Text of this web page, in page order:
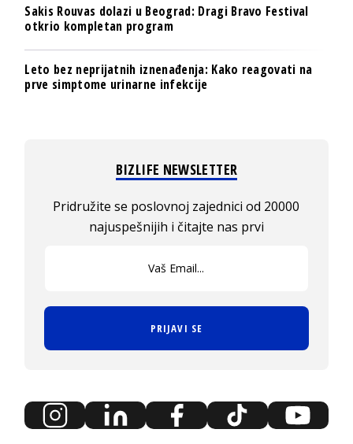
Sakis Rouvas dolazi u Beograd: Dragi Bravo Festival
otkrio kompletan program
Leto bez neprijatnih iznenađenja: Kako reagovati na
prve simptome urinarne infekcije
BIZLIFE NEWSLETTER
Pridružite se poslovnoj zajednici od 20000
najuspešnijih i čitajte nas prvi
PRIJAVI SE